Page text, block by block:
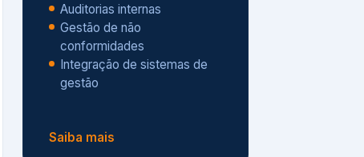
Auditorias internas
Gestão de não
conformidades
Integração de sistemas de
gestão
Saiba mais